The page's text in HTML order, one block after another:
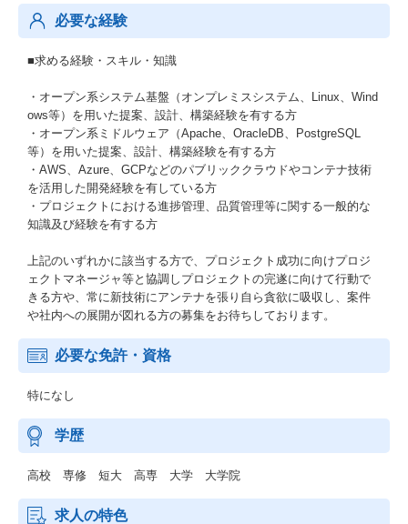
必要な経験
■求める経験・スキル・知識
・オープン系システム基盤（オンプレミスシステム、Linux、Wind
ows等）を用いた提案、設計、構築経験を有する方
・オープン系ミドルウェア（Apache、OracleDB、PostgreSQL
等）を用いた提案、設計、構築経験を有する方
・AWS、Azure、GCPなどのパブリッククラウドやコンテナ技術
を活用した開発経験を有している方
・プロジェクトにおける進捗管理、品質管理等に関する一般的な
知識及び経験を有する方
上記のいずれかに該当する方で、プロジェクト成功に向けプロジ
ェクトマネージャ等と協調しプロジェクトの完遂に向けて行動で
きる方や、常に新技術にアンテナを張り自ら貪欲に吸収し、案件
や社内への展開が図れる方の募集をお待ちしております。
必要な免許・資格
特になし
学歴
高校 専修 短大 高専 大学 大学院
求人の特色